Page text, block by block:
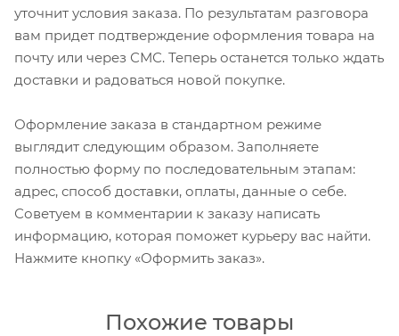
уточнит условия заказа. По результатам разговора
вам придет подтверждение оформления товара на
почту или через СМС. Теперь останется только ждать
доставки и радоваться новой покупке.
Оформление заказа в стандартном режиме
выглядит следующим образом. Заполняете
полностью форму по последовательным этапам:
адрес, способ доставки, оплаты, данные о себе.
Советуем в комментарии к заказу написать
информацию, которая поможет курьеру вас найти.
Нажмите кнопку «Оформить заказ».
Похожие товары